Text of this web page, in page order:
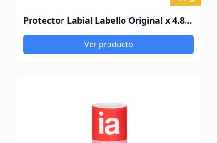
Protector Labial Labello Original x 4.8 gr
Ver producto